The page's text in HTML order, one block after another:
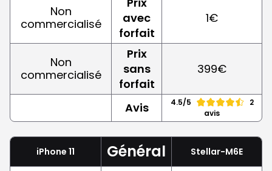
Non
commercialisé
avec
forfait
1€
Non
commercialisé
Prix
sans
forfait
399€
Avis 4.5/5
2
avis
iPhone 11 Général Stellar-M6E